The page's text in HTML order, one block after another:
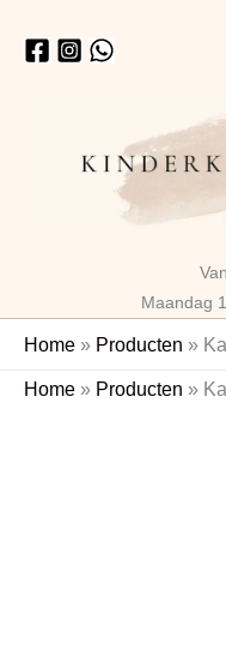
naar
Maandag
Home » Producten »
Home » Producten »
Kaart